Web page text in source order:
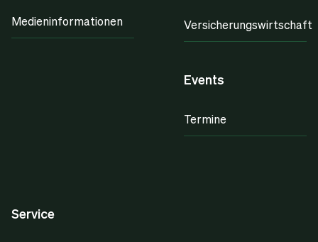
Medieninformationen Versicherungswirtschaft
Events
Termine
Service